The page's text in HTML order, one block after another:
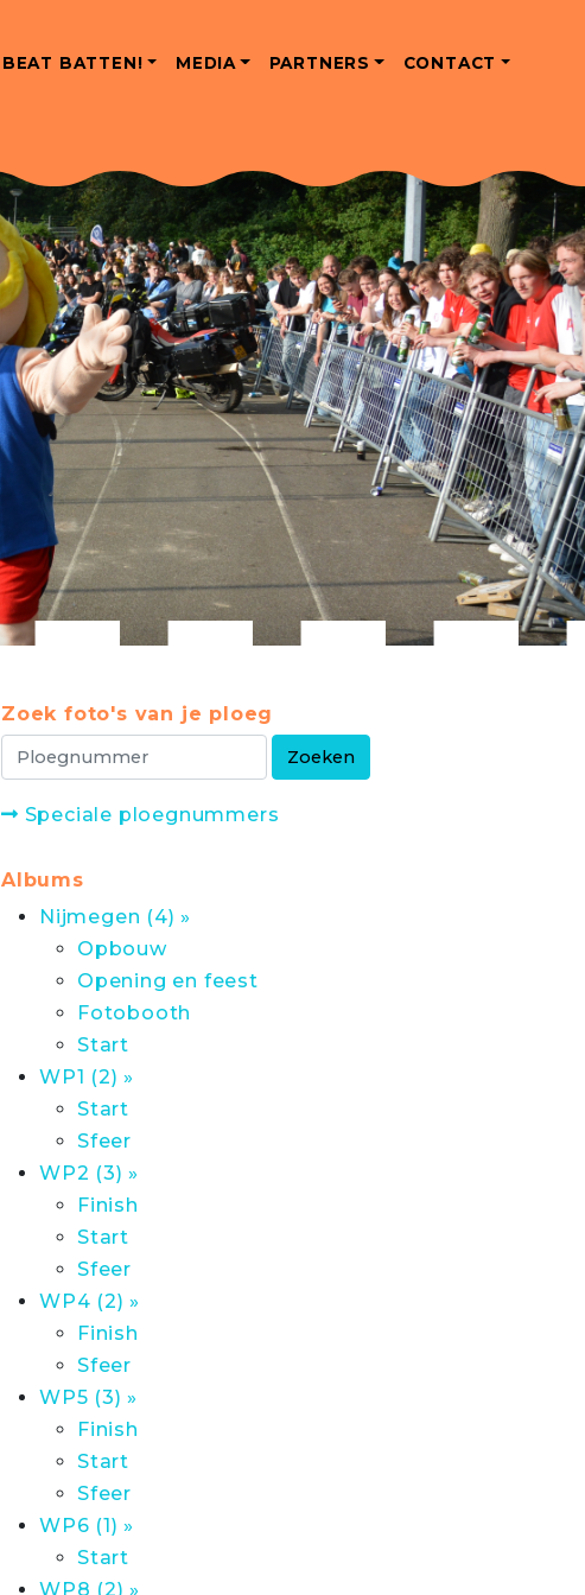
BEAT BATTEN! MEDIA PARTNERS CONTACT
Zoek foto's van je ploeg
Speciale ploegnummers
Albums
Nijmegen (4) »
Opbouw
Opening en feest
Fotobooth
Start
WP1 (2) »
Start
Sfeer
WP2 (3) »
Finish
Start
Sfeer
WP4 (2) »
Finish
Sfeer
WP5 (3) »
Finish
Start
Sfeer
WP6 (1) »
Start
WP8 (2) »